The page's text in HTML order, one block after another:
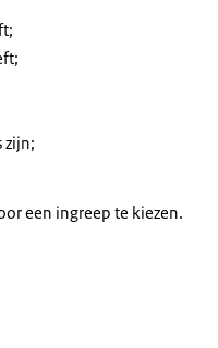
zijn;
een ingreep te kiezen.